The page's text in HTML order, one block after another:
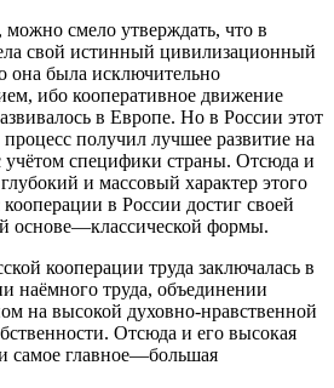
смело утверждать, что в
свой истинный цивилизационный
она была исключительно
ибо кооперативное движение
в Европе. Но в России этот
получил лучшее развитие на
учётом специфики страны. Отсюда и
и массовый характер этого
в России достиг своей
основе—классической формы.
кооперации труда заключалась в
наёмного труда, объединении
на высокой духовно-нравственной
Отсюда и его высокая
самое главное—большая